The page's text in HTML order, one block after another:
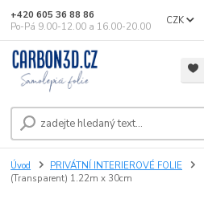
CZK
+420 605 36 88 86
Po-Pá 9.00-12.00 a 16.00-20.00
Úvod PRIVÁTNÍ INTERIEROVÉ FOLIE
(Transparent) 1.22m x 30cm